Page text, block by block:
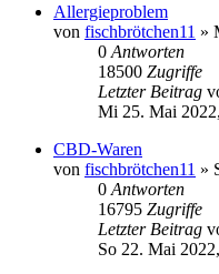
Allergieproblem
von fischbrötchen11 »
0 Antworten
18500 Zugriffe
Letzter Beitrag
Mi 25. Mai
CBD-Waren
von fischbrötchen11 »
0 Antworten
16795 Zugriffe
Letzter Beitrag
So 22. Mai